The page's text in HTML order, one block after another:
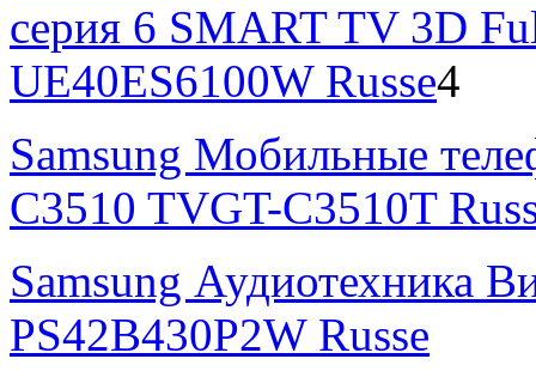
серия 6 SMART TV 3D
UE40ES6100W Russe4
Samsung Мобильные
C3510 TVGT-C3510T
Samsung Аудиотехника
PS42B430P2W Russe